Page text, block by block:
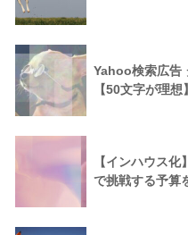
Yahoo検索広告
【50文字が理想】
【インハウス
で挑戦する予算